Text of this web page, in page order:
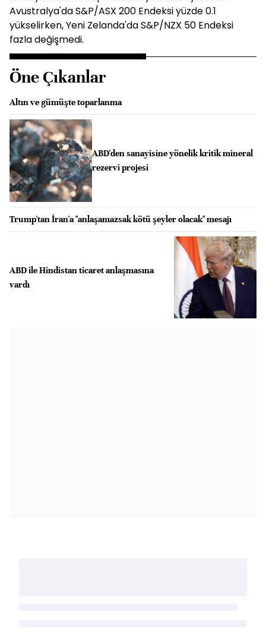
Avustralya'da S&P/ASX 200 Endeksi yüzde 0.1
yükselirken, Yeni Zelanda'da S&P/NZX 50 Endeksi
fazla değişmedi.
Öne Çıkanlar
Altın ve gümüşte toparlanma
ABD'den sanayisine yönelik kritik mineral
rezervi projesi
Trump'tan İran'a "anlaşamazsak kötü şeyler olacak" mesajı
ABD ile Hindistan ticaret anlaşmasına
vardı